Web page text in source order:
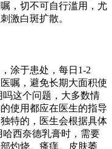
，切不可自行滥用，尤
激白斑扩散。
涂于患处，每日1-2
嘱，避免长期大面积使
这个问题，大多数情
使用都应在医生的指导
特的，医生会根据具体
西奈德乳膏时，需要
灼烧、瘙痒、皮肤萎